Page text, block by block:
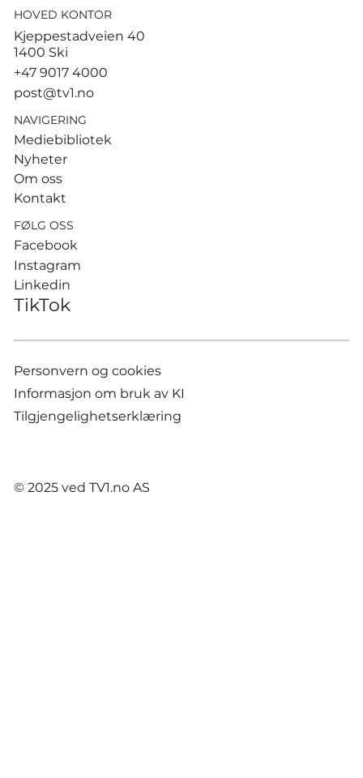
Tusenvis har dødd av varme i
dødsstatistikk
HOVED KONTOR
Kjeppestadveien 40
1400 Ski
+47 9017 4000
post@tv1.no
NAVIGERING
Mediebibliotek
Nyheter
Om oss
Kontakt
FØLG OSS
Facebook
Instagram
Linkedin
TikTok
Personvern og cookies
Informasjon om bruk av KI
Tilgjengelighetserklæring
© 2025 ved TV1.no AS